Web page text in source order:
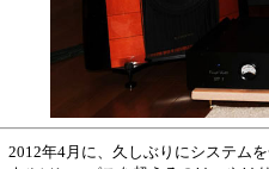
2012年4月に、久しぶりにシステムを